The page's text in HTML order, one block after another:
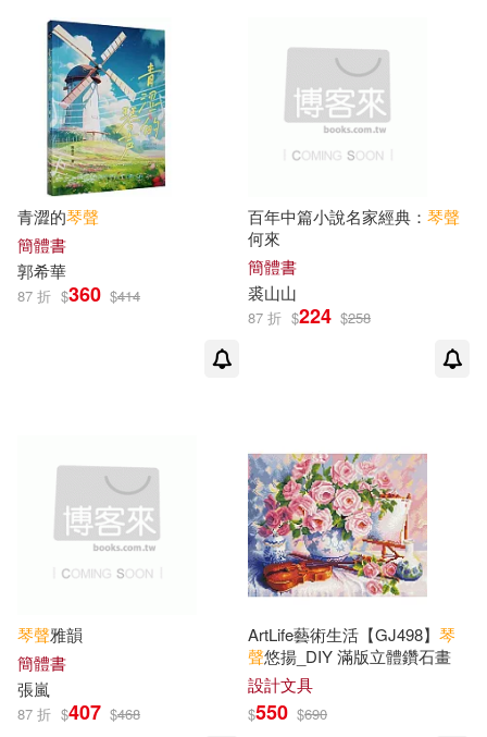
珠海市文學藝術界聯合會(1)
琪聲(1) 瑪莉詠．畢耶(1)
盛一奇(1)
程黎明 編配(1) 竹内真琴(1)
肖堅勝(1)
葉小綱，鄒航(1)
董放編著(1) 董紓含(1)
董華(1)
蔣興忠(1) 詹益成(1)
中國輕工業出版社(1)
中國青年出版社(1)
中央音樂學院出版社(1)
中華書局(1) 人民出版社(1)
作家出版社(1)
匯識教育出版社(1)
南京大學出版社(1)
南方出版社(1) 可澄音樂(1)
青澀的琴聲
簡體書
郭希華
87 折 $360 $414
百年中篇小說名家經典： 琴聲
何來
簡體書
裘山山
87 折 $224 $258
琴聲雅韻
簡體書
張嵐
87 折 $407 $468
ArtLife藝術生活【GJ498】 琴
聲悠揚_DIY 滿版立體鑽石畫
設計文具
$550 $690